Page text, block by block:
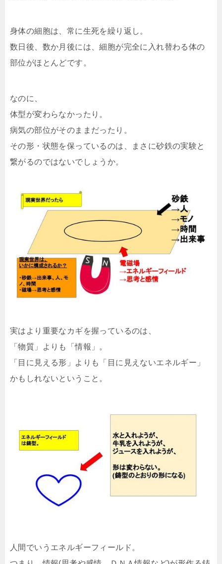
身体の細胞は、常に生死を繰り返し。
数日後、数か月後には、細胞が完全に入れ替わる体の
部位がほとんどです。
なのに、
体型が変わらなかったり。
病気の部位がそのままだったり。
その形・状態を保っているのは、まさに砂鉄の実験と
繋がるのではないでしょうか。
実はより重要なカギを握っているのは、
「物質」よりも「情報」。
「目に見える形」よりも「目に見えないエネルギー」
かもしれないということ。
人間でいうエネルギーフィールド。